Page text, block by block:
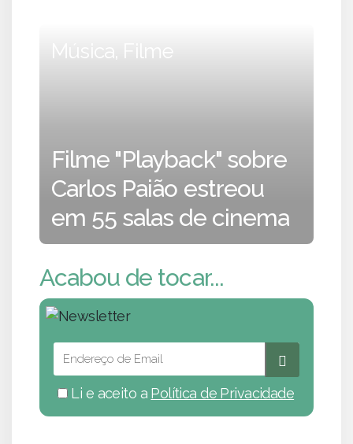
Música, Filme
Filme "Playback" sobre
Carlos Paião estreou
em 55 salas de cinema
Acabou de tocar...
Li e aceito a Política de Privacidade